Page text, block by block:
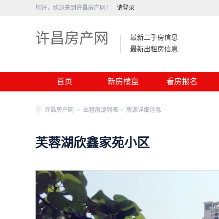
您好，欢迎来到许昌房产网！ 请登录
许昌房产网
最新二手房信息
最新出租房信息
首页 新房楼盘 看房报名
许昌房产网 > 出租房源列表 > 房源详细信息
芙蓉湖欣鑫家苑小区